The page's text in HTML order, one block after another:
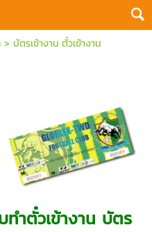
> บัตรเข้างาน ตั๋วเข้างาน
ำตั๋วเข้างาน บัตร